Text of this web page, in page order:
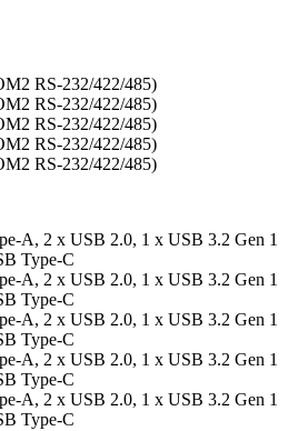
RS-232/422/485)
RS-232/422/485)
RS-232/422/485)
RS-232/422/485)
RS-232/422/485)
A, 2 x USB 2.0, 1 x USB 3.2 Gen 1
Type-C
A, 2 x USB 2.0, 1 x USB 3.2 Gen 1
Type-C
A, 2 x USB 2.0, 1 x USB 3.2 Gen 1
Type-C
A, 2 x USB 2.0, 1 x USB 3.2 Gen 1
Type-C
A, 2 x USB 2.0, 1 x USB 3.2 Gen 1
Type-C